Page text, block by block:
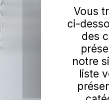
Abonnez-vous à la
Votre adresse email
J’accepte que le réseau irigo utilise
newsletter irigo.
En savoir plus.
Vous
ci-
des
notre
liste